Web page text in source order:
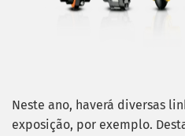
Neste ano, haverá diversas
exposição, por exemplo.